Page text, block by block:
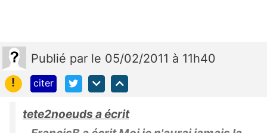
Publié par le 05/02/2011 à 11h40
!
citer
tete2noeuds a écrit